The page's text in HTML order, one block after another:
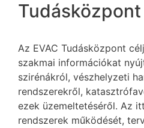
Tudásközpont
Az EVAC Tudásközpont
szakmai információkat
szirénákról, vészhelyzeti
rendszerekről,
ezek üzemeltetéséről. Az
rendszerek működését,